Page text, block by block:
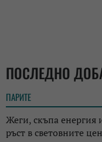
ПОСЛЕДНО
ПАРИТЕ
Жеги, скъпа енергия
ръст в световните